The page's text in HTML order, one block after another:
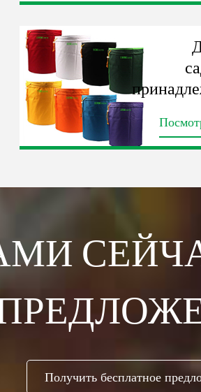
Получить бесплатное